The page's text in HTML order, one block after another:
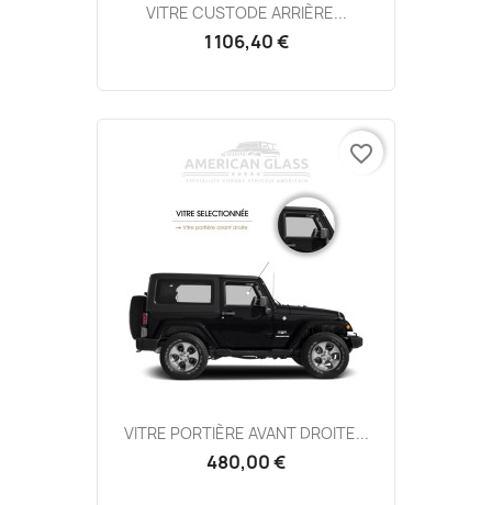
VITRE CUSTODE ARRIÈRE...
1 106,40 €
VITRE PORTIÈRE AVANT DROITE...
480,00 €
favorite_border